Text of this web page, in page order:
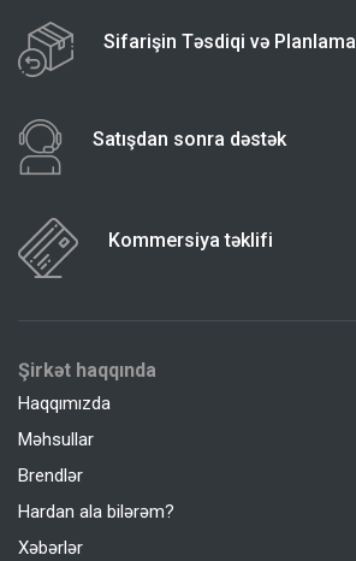
Sifarişin Təsdiqi və Planlama
Satışdan sonra dəstək
Kommersiya təklifi
Şirkət haqqında
Haqqımızda
Məhsullar
Brendlər
Hardan ala bilərəm?
Xəbərlər